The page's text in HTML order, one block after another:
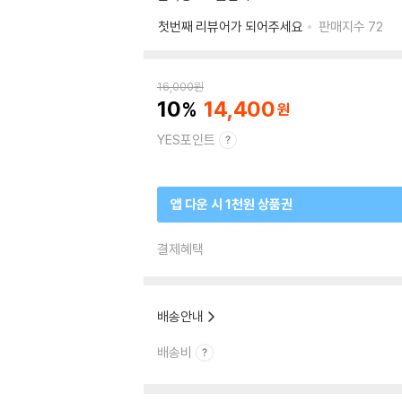
첫번째 리뷰어가 되어주세요
판매지수 72
16,000원
10 14,400
YES포인트
앱 다운 시 1천원 상품권
결제혜택
배송안내
배송비